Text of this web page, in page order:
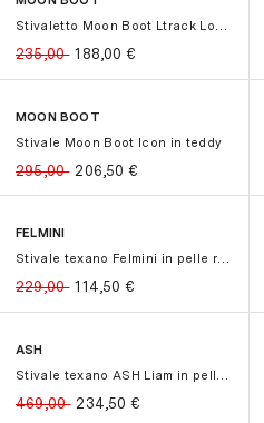
-20%
-20%
Stivaletto Moon Boot Ltrack Low in ...
235,00 188,00€
-30%
-30%
MOON BOOT
Stivale Moon Boot Icon in teddy
295,00 206,50€
-50%
-50%
FELMINI
Stivale texano Felmini in pelle ric...
229,00 114,50€
-50%
-50%
ASH
469,00 234,50€